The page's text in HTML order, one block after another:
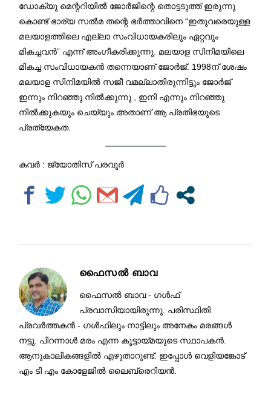
ഡോക്യു മെന്ററിയിൽ ജോർജിന്റെ തൊട്ടടുത്ത് ഇരുന്നു
കൊണ്ട് ഭാര്യ സൽ‍മ തന്റെ ഭർത്താവിനെ “ഇതുവരെയുള്ള
മലയാളത്തിലെ എല്ലാ സംവിധായകരിലും ഏറ്റവും
മികച്ചവൻ” എന്ന് അംഗീകരിക്കുന്നു. മലയാള സിനിമയിലെ
മികച്ച സംവിധായകൻ തന്നെയാണ് ജോർജ്. 1998ന് ശേഷം
മലയാള സിനിമയിൽ സജീ വമല്ലാതിരുന്നിട്ടും ജോർജ്
ഇന്നും നിറഞ്ഞു നിൽക്കുന്നു , ഇനി എന്നും നിറഞ്ഞു
നിൽക്കുകയും ചെയ്യും.അതാണ് ആ പ്രതിഭയുടെ
പ്രത്യേകത.
കവർ : ജ്യോതിസ് പരവൂർ
ഫൈസൽ ബാവ
ഫൈസൽ ബാവ - ഗൾഫ്
പ്രവാസിയായിരുന്നു. പരിസ്ഥിതി
പ്രവർത്തകൻ - ഗൾഫിലും നാട്ടിലും അനേകം മരങ്ങൾ
നട്ടു. പിറന്നാൾ മരം എന്ന കൂട്ടായ്മയുടെ സ്ഥാപകൻ.
ആനുകാലികങ്ങളിൽ എഴുതാറുണ്ട്. ഇപ്പോൾ വെളിയങ്കോട്
എം ടി എം കോളേജിൽ ലൈബ്രെറിയൻ.